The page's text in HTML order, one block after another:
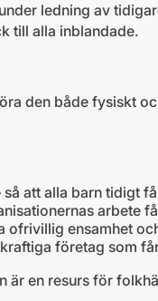
ledning av
till alla inblandade.
den både fysiskt
att alla barn tidigt
arbete
ofrivillig ensamhet
företag som
är en resurs för